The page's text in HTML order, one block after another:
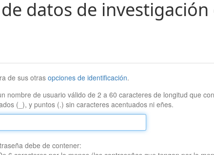
datos de
de sus otrasopciones de identificación.
nombre de usuario válido de 2 a 60 caracteres de longitud que
(_), y puntos (.) sin caracteres acentuados ni eñes.
debe de contener: